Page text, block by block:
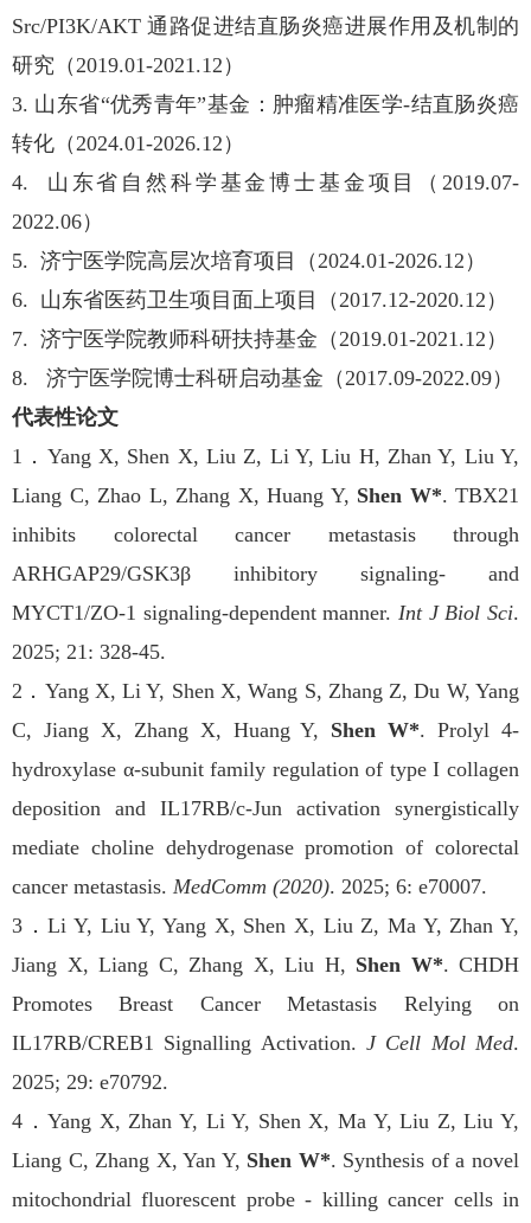
Src/PI3K/AKT通路促进结直肠炎癌进展作用及机制的
研究（ 2019.01-2021.12 ）
3. 山东省“优秀青年”基金：肿瘤精准医学-结直肠炎癌
转化（2024.01-2026.12）
4. 山东省自然科学基金博士基金项目（ 2019.07-
2022.06）
5. 济宁医学院高层次培育项目（ 2024.01-2026.12 ）
6. 山东省医药卫生项目面上项目（ 2017.12-2020.12 ）
7. 济宁医学院教师科研扶持基金（ 2019.01-2021.12 ）
8. 济宁医学院博士科研启动基金（ 2017.09-2022.09）
代表性论文
1 ． Yang X, Shen X, Liu Z, Li Y, Liu H, Zhan Y, Liu Y,
Liang C, Zhao L, Zhang X, Huang Y, Shen W*. TBX21
inhibits colorectal cancer metastasis through
ARHGAP29/GSK3β inhibitory signaling- and
MYCT1/ZO-1 signaling-dependent manner. Int J Biol Sci.
2025; 21: 328-45.
2 ． Yang X, Li Y, Shen X, Wang S, Zhang Z, Du W, Yang
C, Jiang X, Zhang X, Huang Y, Shen W*. Prolyl 4-
hydroxylase α-subunit family regulation of type I collagen
deposition and IL17RB/c-Jun activation synergistically
mediate choline dehydrogenase promotion of colorectal
cancer metastasis. MedComm (2020). 2025; 6: e70007.
3 ．Li Y, Liu Y, Yang X, Shen X, Liu Z, Ma Y, Zhan Y,
Jiang X, Liang C, Zhang X, Liu H, Shen W*. CHDH
Promotes Breast Cancer Metastasis Relying on
IL17RB/CREB1 Signalling Activation. J Cell Mol Med.
2025; 29: e70792.
4 ．Yang X, Zhan Y, Li Y, Shen X, Ma Y, Liu Z, Liu Y,
Liang C, Zhang X, Yan Y, Shen W*. Synthesis of a novel
mitochondrial fluorescent probe - killing cancer cells in